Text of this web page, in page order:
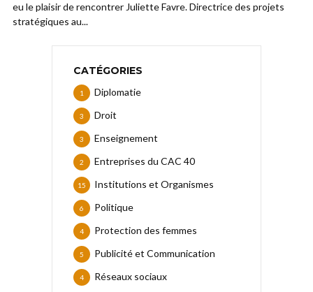
eu le plaisir de rencontrer Juliette Favre. Directrice des projets
stratégiques au...
CATÉGORIES
Diplomatie
1
Droit
3
Enseignement
3
Entreprises du CAC 40
2
Institutions et Organismes
15
Politique
6
Protection des femmes
4
Publicité et Communication
5
Réseaux sociaux
4